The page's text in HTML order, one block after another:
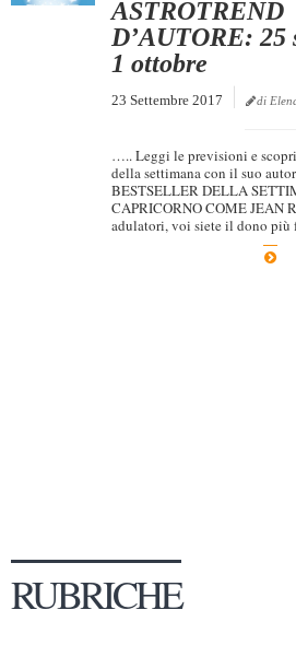
Dicono di Noi
Tabù Festival 2014
A Tutto Volume
ASTROTREND
D’AUTORE: 25
1 ottobre
23 Settembre 2017 di
….. Leggi le previsioni e
della settimana con il suo
BESTSELLER DELLA
CAPRICORNO COME JEAN
adulatori, voi siete il dono più
RUBRICHE